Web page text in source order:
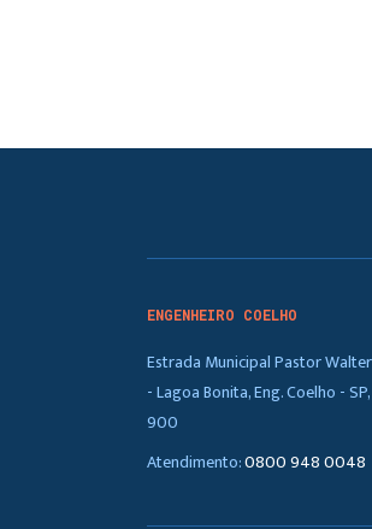
ENGENHEIRO COELHO
Estrada Municipal Pastor
- Lagoa Bonita, Eng. Coelho -
900
Atendimento:0800 948 0048